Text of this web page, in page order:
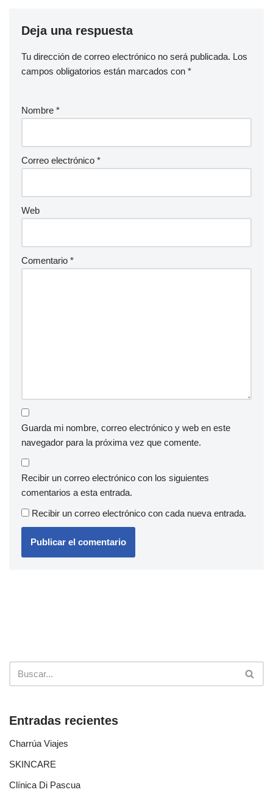
Deja una respuesta
Tu dirección de correo electrónico no será publicada. Los
campos obligatorios están marcados con *
Nombre *
Correo electrónico *
Web
Comentario *
Guarda mi nombre, correo electrónico y web en este
navegador para la próxima vez que comente.
Recibir un correo electrónico con los siguientes
comentarios a esta entrada.
Recibir un correo electrónico con cada nueva entrada.
Entradas recientes
Charrúa Viajes
SKINCARE
Clínica Di Pascua